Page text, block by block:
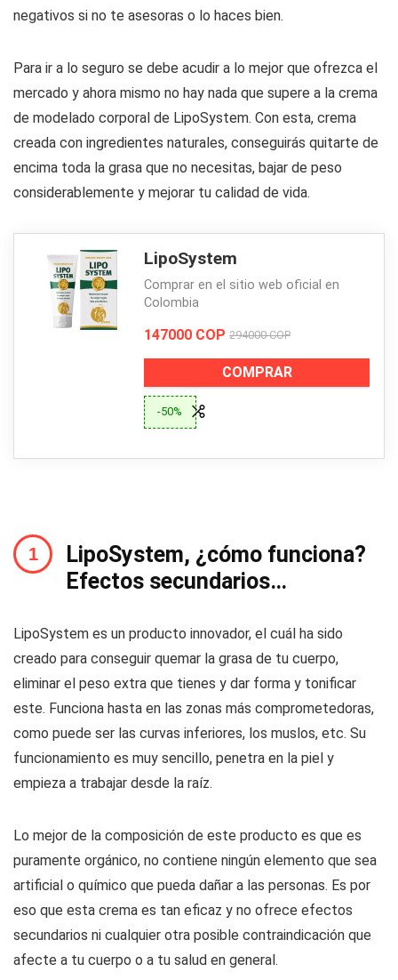
negativos si no te asesoras o lo haces bien.
Para ir a lo seguro se debe acudir a lo mejor que ofrezca el
mercado y ahora mismo no hay nada que supere a la crema
de modelado corporal de LipoSystem. Con esta, crema
creada con ingredientes naturales, conseguirás quitarte de
encima toda la grasa que no necesitas, bajar de peso
considerablemente y mejorar tu calidad de vida.
LipoSystem
Comprar en el sitio web oficial en
Colombia
147000 COP 294000 COP
COMPRAR
-50%
LipoSystem, ¿cómo funciona?
Efectos secundarios…
LipoSystem es un producto innovador, el cuál ha sido
creado para conseguir quemar la grasa de tu cuerpo,
eliminar el peso extra que tienes y dar forma y tonificar
este. Funciona hasta en las zonas más comprometedoras,
como puede ser las curvas inferiores, los muslos, etc. Su
funcionamiento es muy sencillo, penetra en la piel y
empieza a trabajar desde la raíz.
Lo mejor de la composición de este producto es que es
puramente orgánico, no contiene ningún elemento que sea
artificial o químico que pueda dañar a las personas. Es por
eso que esta crema es tan eficaz y no ofrece efectos
secundarios ni cualquier otra posible contraindicación que
afecte a tu cuerpo o a tu salud en general.